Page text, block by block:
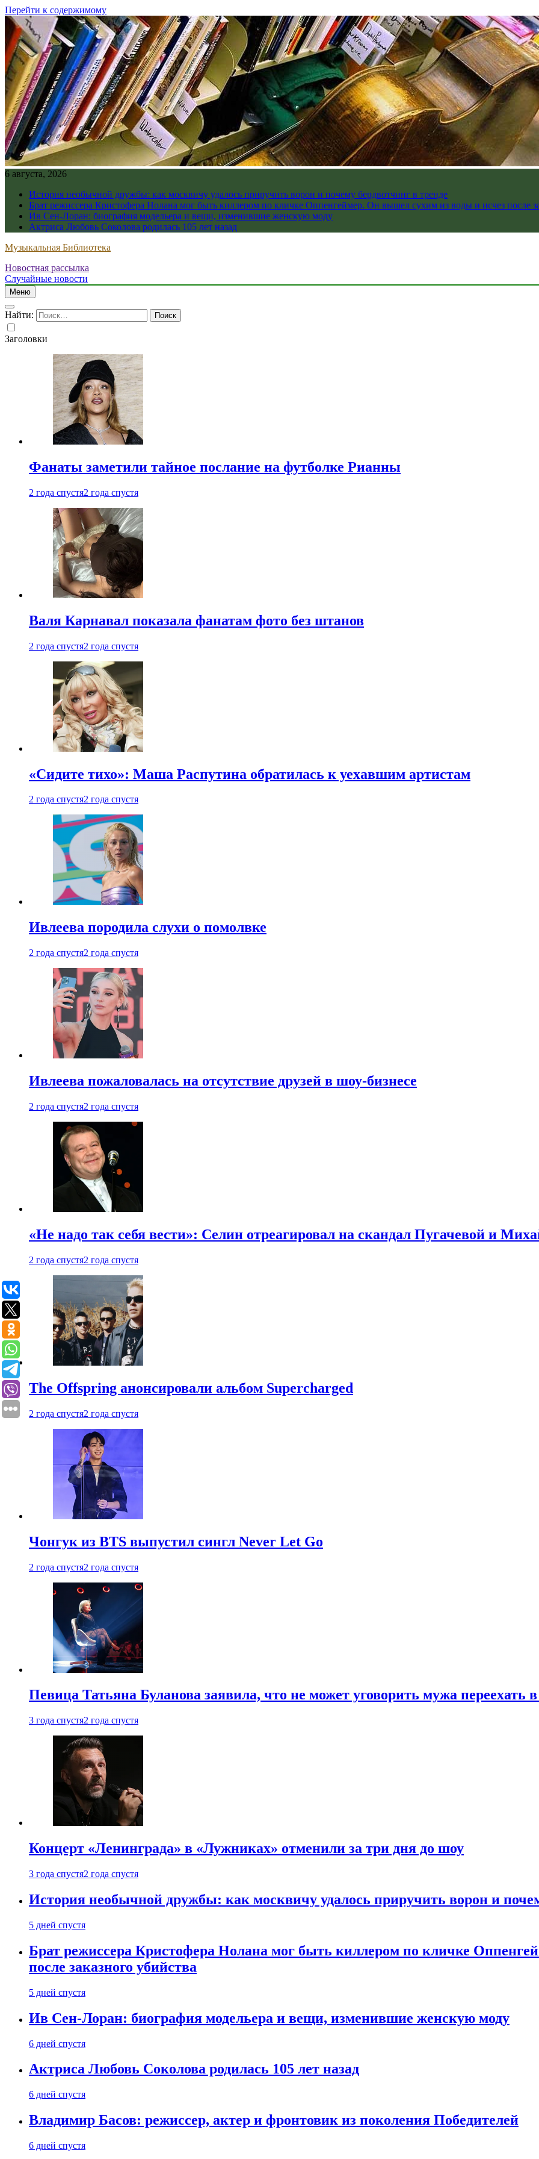
Перейти к содержимому
6 августа, 2026
История необычной дружбы: как москвичу удалось приручить ворон и почему бердвотчинг в тренде
Брат режиссера Кристофера Нолана мог быть киллером по кличке Оппенгеймер. Он вышел сухим из воды и исчез после
Ив Сен-Лоран: биография модельера и вещи, изменившие женскую моду
Актриса Любовь Соколова родилась 105 лет назад
Музыкальная Библиотека
Новостная рассылка
Случайные новости
Меню
Найти:
Заголовки
Фанаты заметили тайное послание на футболке Рианны
2 года спустя2 года спустя
Валя Карнавал показала фанатам фото без штанов
2 года спустя2 года спустя
«Сидите тихо»: Маша Распутина обратилась к уехавшим артистам
2 года спустя2 года спустя
Ивлеева породила слухи о помолвке
2 года спустя2 года спустя
Ивлеева пожаловалась на отсутствие друзей в шоу-бизнесе
2 года спустя2 года спустя
«Не надо так себя вести»: Селин отреагировал на скандал Пугачевой и
2 года спустя2 года спустя
The Offspring анонсировали альбом Supercharged
2 года спустя2 года спустя
Чонгук из BTS выпустил сингл Never Let Go
2 года спустя2 года спустя
Певица Татьяна Буланова заявила, что не может уговорить мужа переехать
3 года спустя2 года спустя
Концерт «Ленинграда» в «Лужниках» отменили за три дня до шоу
3 года спустя2 года спустя
История необычной дружбы: как москвичу удалось приручить ворон и
5 дней спустя
Брат режиссера Кристофера Нолана мог быть киллером по кличке
после заказного убийства
5 дней спустя
Ив Сен-Лоран: биография модельера и вещи, изменившие женскую моду
6 дней спустя
Актриса Любовь Соколова родилась 105 лет назад
6 дней спустя
Владимир Басов: режиссер, актер и фронтовик из поколения Победителей
6 дней спустя